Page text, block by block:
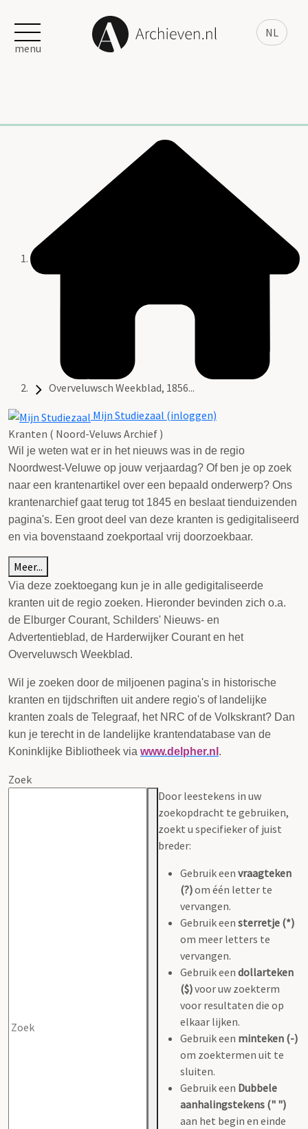
NL
menu
Overveluwsch Weekblad, 1856...
Mijn Studiezaal (inloggen)
Kranten ( Noord-Veluws Archief )
Wil je weten wat er in het nieuws was in de regio
Noordwest-Veluwe op jouw verjaardag? Of ben je op zoek
naar een krantenartikel over een bepaald onderwerp? Ons
krantenarchief gaat terug tot 1845 en beslaat tienduizenden
pagina's. Een groot deel van deze kranten is gedigitaliseerd
en via bovenstaand zoekportaal vrij doorzoekbaar.
Meer...
Via deze zoektoegang kun je in alle gedigitaliseerde
kranten uit de regio zoeken. Hieronder bevinden zich o.a.
de Elburger Courant, Schilders' Nieuws- en
Advertentieblad, de Harderwijker Courant en het
Overveluwsch Weekblad.
Wil je zoeken door de miljoenen pagina's in historische
kranten en tijdschriften uit andere regio's of landelijke
kranten zoals de Telegraaf, het NRC of de Volkskrant? Dan
kun je terecht in de landelijke krantendatabase van de
Koninklijke Bibliotheek via www.delpher.nl .
Zoek
Door leestekens in uw
zoekopdracht te gebruiken,
zoekt u specifieker of juist
breder:
Gebruik een vraagteken
(?)om één letter te
vervangen.
Gebruik een sterretje (*)
om meer letters te
vervangen.
Gebruik een dollarteken
($)voor uw zoekterm
voor resultaten die op
elkaar lijken.
Gebruik een minteken (-)
om zoektermen uit te
sluiten.
Gebruik een Dubbele
aanhalingstekens (" ")
aan het begin en einde